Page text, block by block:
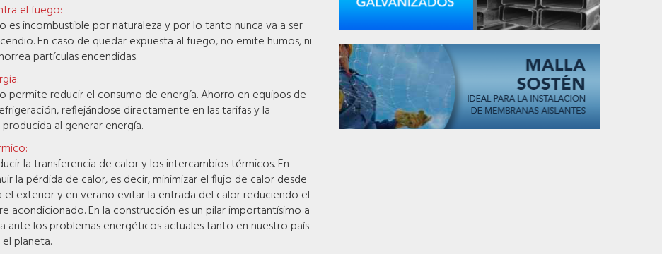
el fuego:
es incombustible por naturaleza y por lo tanto nunca va a ser
En caso de quedar expuesta al fuego, no emite humos, ni
partículas encendidas.
permite reducir el consumo de energía. Ahorro en equipos de
reflejándose directamente en las tarifas y la
al generar energía.
la transferencia de calor y los intercambios térmicos. En
la pérdida de calor, es decir, minimizar el flujo de calor desde
el exterior y en verano evitar la entrada del calor reduciendo el
acondicionado. En la construcción es un pilar importantísimo a
ante los problemas energéticos actuales tanto en nuestro país
planeta.